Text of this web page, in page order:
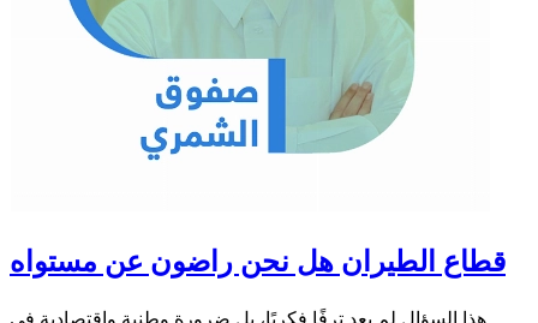
قطاع الطيران هل نحن راضون عن مستواه
هذا السؤال لم يعد ترفًا فكريًا، بل ضرورة وطنية واقتصادية في